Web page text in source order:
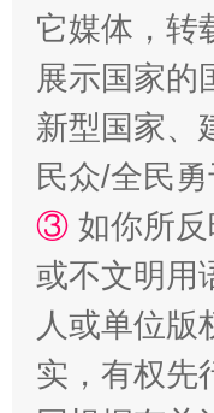
它媒体，转
展示国家的
新型国家、
民众/全民
③ 如你所
或不文明用
人或单位版
实，有权先